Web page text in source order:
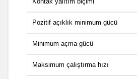
Pozitif açıklık minimum gücü
Minimum açma gücü
Maksimum çalıştırma hızı